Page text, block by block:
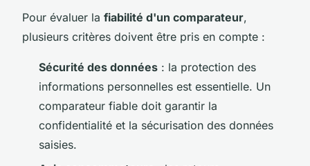
Pour évaluer la fiabilité d'un comparateur,
plusieurs critères doivent être pris en compte :
Sécurité des données : la protection des
informations personnelles est essentielle. Un
comparateur fiable doit garantir la
confidentialité et la sécurisation des données
saisies.